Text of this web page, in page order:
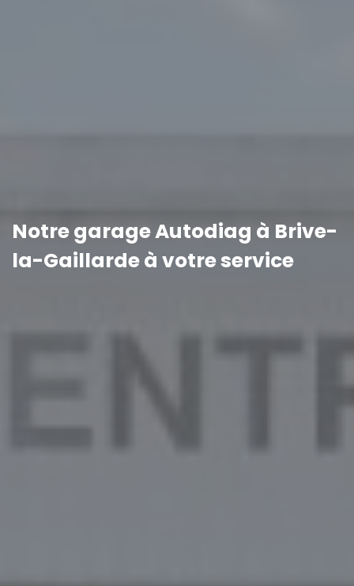
Notre garage Autodiag à Brive-
la-Gaillarde à votre service